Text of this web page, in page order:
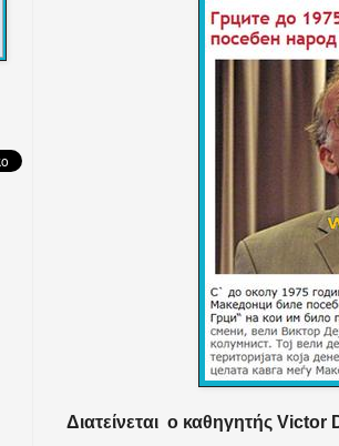
Διατείνεται ο καθηγητής Victor